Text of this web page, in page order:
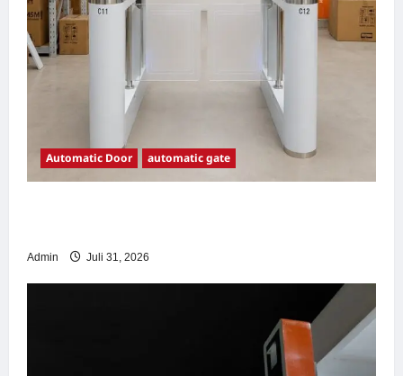
Automatic Door automatic gate
Admin Juli 31, 2026